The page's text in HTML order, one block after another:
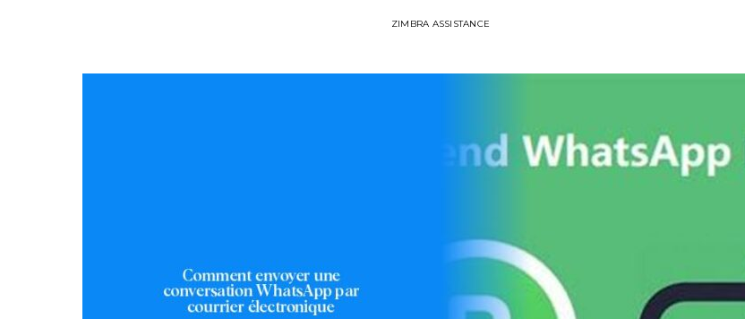
ZIMBRA ASSISTANCE